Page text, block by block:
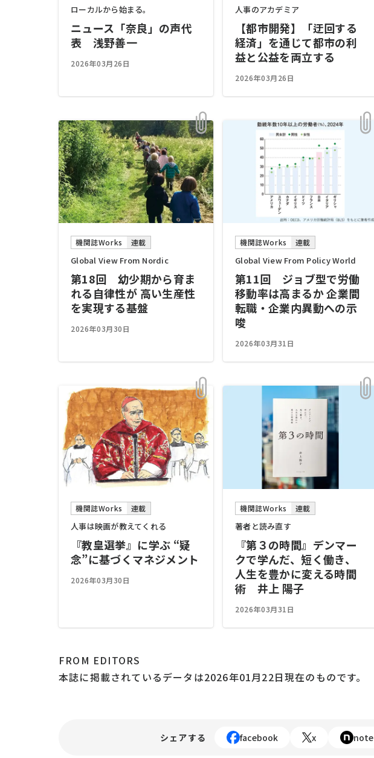
ローカルから始まる。
ニュース「奈良」の声代
表 浅野善一
2026年03月26日
人事のアカデミア
【都市開発】「迂回する
経済」を通じて都市の利
益と公益を両立する
2026年03月26日
機関誌Works 連載
Global View From Nordic
第18回 幼少期から育ま
れる自律性が 高い生産性
を実現する基盤
2026年03月30日
機関誌Works 連載
Global View From Policy World
第11回 ジョブ型で労働
移動率は高まるか 企業間
転職・企業内異動への示
唆
2026年03月31日
機関誌Works 連載
人事は映画が教えてくれる
『教皇選挙』に学ぶ “疑
念”に基づくマネジメント
2026年03月30日
機関誌Works 連載
著者と読み直す
『第３の時間』デンマー
クで学んだ、短く働き、
人生を豊かに変える時間
術 井上 陽子
2026年03月31日
FROM EDITORS
本誌に掲載されているデータは2026年01月22日現在のものです。
シェアする facebook x note